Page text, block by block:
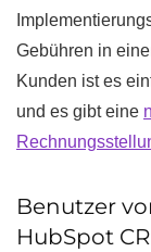
Gebühren in
Kunden ist es
und es gibt eine
Benutzer
HubSpot